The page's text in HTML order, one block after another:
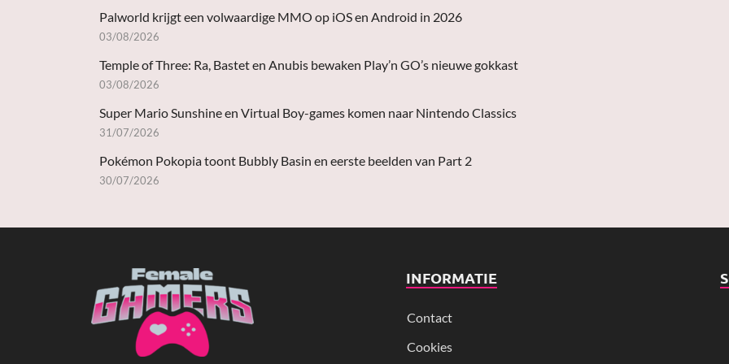
Palworld krijgt een volwaardige MMO op iOS en Android in 2026
03/08/2026
Temple of Three: Ra, Bastet en Anubis bewaken Play’n GO’s nieuwe gokkast
03/08/2026
Super Mario Sunshine en Virtual Boy-games komen naar Nintendo Classics
31/07/2026
Pokémon Pokopia toont Bubbly Basin en eerste beelden van Part 2
30/07/2026
INFORMATIE
Contact
Cookies